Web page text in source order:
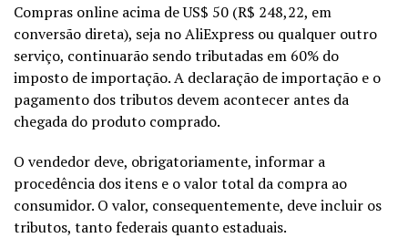
Compras online acima de US$ 50 (R$ 248,22, em
conversão direta), seja no AliExpress ou qualquer outro
serviço, continuarão sendo tributadas em 60% do
imposto de importação. A declaração de importação e o
pagamento dos tributos devem acontecer antes da
chegada do produto comprado.
O vendedor deve, obrigatoriamente, informar a
procedência dos itens e o valor total da compra ao
consumidor. O valor, consequentemente, deve incluir os
tributos, tanto federais quanto estaduais.